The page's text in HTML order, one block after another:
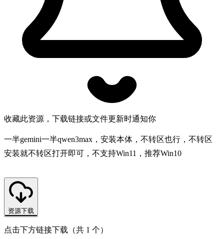
收藏此资源，下载链接或文件更新时通知你
一半gemini一半qwen3max，安装本体，不转区也行，不转区
安装就不转区打开即可，不支持Win11，推荐Win10
资源下载
点击下方链接下载（共 1 个）